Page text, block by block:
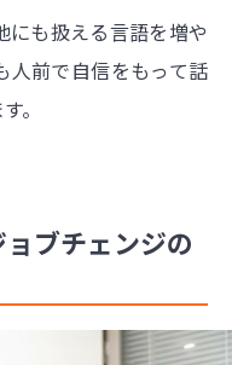
にも扱える言語を増や
人前で自信をもって話
。
ブチェンジの